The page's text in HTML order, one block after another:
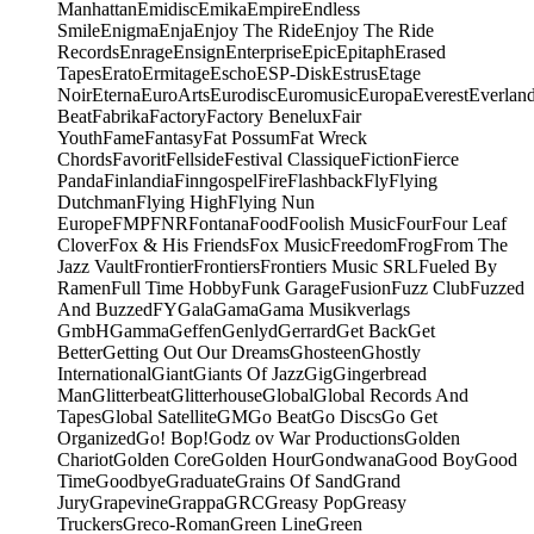
ManhattanEmidiscEmikaEmpireEndless
SmileEnigmaEnjaEnjoy The RideEnjoy The Ride
RecordsEnrageEnsignEnterpriseEpicEpitaphErased
TapesEratoErmitageEschoESP-DiskEstrusEtage
NoirEternaEuroArtsEurodiscEuromusicEuropaEverest
BeatFabrikaFactoryFactory BeneluxFair
YouthFameFantasyFat PossumFat Wreck
ChordsFavoritFellsideFestival ClassiqueFictionFierce
PandaFinlandiaFinngospelFireFlashbackFlyFlying
DutchmanFlying HighFlying Nun
EuropeFMPFNRFontanaFoodFoolish MusicFourFour Leaf
CloverFox & His FriendsFox MusicFreedomFrogFrom The
Jazz VaultFrontierFrontiersFrontiers Music SRLFueled By
RamenFull Time HobbyFunk GarageFusionFuzz ClubFuzzed
And BuzzedFYGalaGamaGama Musikverlags
GmbHGammaGeffenGenlydGerrardGet BackGet
BetterGetting Out Our DreamsGhosteenGhostly
InternationalGiantGiants Of JazzGigGingerbread
ManGlitterbeatGlitterhouseGlobalGlobal Records And
TapesGlobal SatelliteGMGo BeatGo DiscsGo Get
OrganizedGo! Bop!Godz ov War ProductionsGolden
ChariotGolden CoreGolden HourGondwanaGood BoyGood
TimeGoodbyeGraduateGrains Of SandGrand
JuryGrapevineGrappaGRCGreasy PopGreasy
TruckersGreco-RomanGreen LineGreen